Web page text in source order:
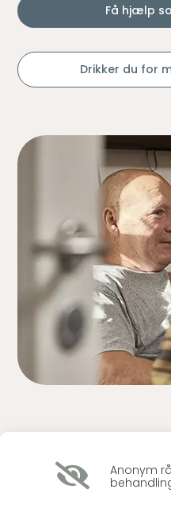
Få hjælp
Drikker du for

Anonym